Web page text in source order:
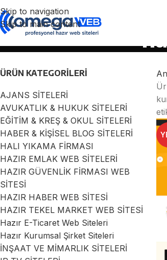
Skip to navigation
Skip to main content
ÜRÜN KATEGORILERI
AJANS SİTELERİ
AVUKATLIK & HUKUK SİTELERİ
EĞİTİM & KREŞ & OKUL SİTELERİ
HABER & KİŞİSEL BLOG SİTELERİ
HALI YIKAMA FİRMASI
HAZIR EMLAK WEB SİTELERİ
HAZIR GÜVENLİK FİRMASI WEB
SİTESİ
HAZIR HABER WEB SİTESİ
HAZIR TEKEL MARKET WEB SİTESİ
Hazır E-Ticaret Web Siteleri
Hazır Kurumsal Şirket Siteleri
İNŞAAT VE MİMARLIK SİTELERİ